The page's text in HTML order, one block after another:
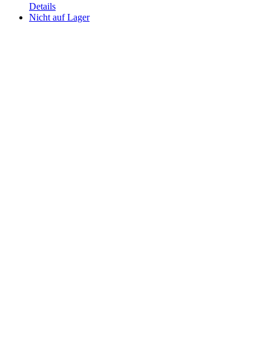
Details
Nicht auf Lager